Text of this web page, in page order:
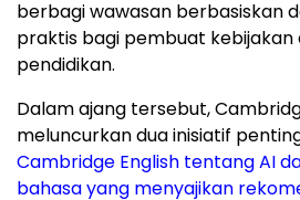
berbagi wawasan berbasiskan
praktis bagi pembuat
pendidikan.
Dalam ajang tersebut,
meluncurkan dua inisiatif
Cambridge English tentang AI
bahasa yang menyajikan